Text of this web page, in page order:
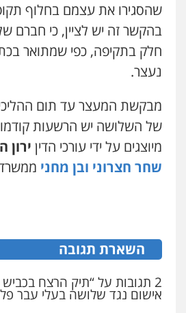
שהסגירו את עצמם בחלוף
בהקשר זה יש לציין, כי חברם
חלק בתקיפה, כפי שמתואר
נעצר.
מבקשת המעצר עד תום
של השלושה יש הרשעות
מיוצגים על ידי עורכי הדין ירון
שחר חצרוני ובן מחני
השארת תגובה
2 תגובות על “תיק הרצח
אישום נגד שלושה בעלי עבר
עו"ד בועז קניג
פלילי משפחה כלכלי
0507003001
פלילי עבירות תנועה
עורכי דין לענייני אסירים
0546470989
עו"ד אבי כהן
פלילי
ויקי שמואל – משרד
פלילי משפט פלילי
0528959600